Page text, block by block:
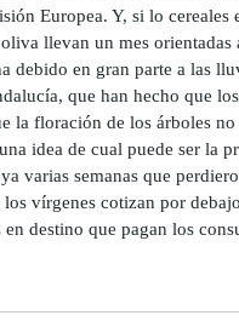
Europea. Y, si lo cereales
llevan un mes orientadas
debido en gran parte a las
que han hecho que
la floración de los árboles no
idea de cual puede ser la
varias semanas que
vírgenes cotizan por
destino que pagan los